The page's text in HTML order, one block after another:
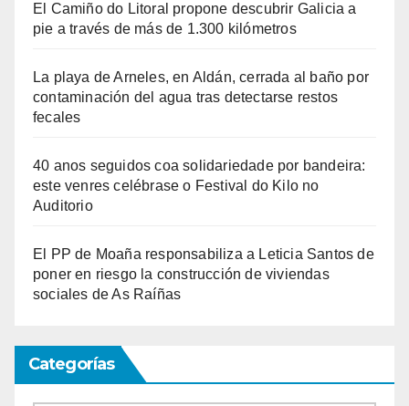
El Camiño do Litoral propone descubrir Galicia a
pie a través de más de 1.300 kilómetros
La playa de Arneles, en Aldán, cerrada al baño por
contaminación del agua tras detectarse restos
fecales
40 anos seguidos coa solidariedade por bandeira:
este venres celébrase o Festival do Kilo no
Auditorio
El PP de Moaña responsabiliza a Leticia Santos de
poner en riesgo la construcción de viviendas
sociales de As Raíñas
Categorías